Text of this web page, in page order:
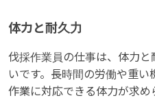
体力と耐久力
伐採作業員の仕事は、体力
いです。長時間の労働や重
作業に対応できる体力が求め